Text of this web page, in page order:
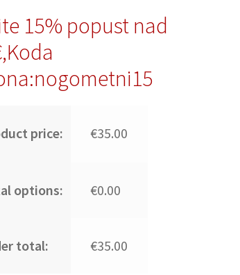
15% popust nad
price: €35.00
options: €0.00
total: €35.00